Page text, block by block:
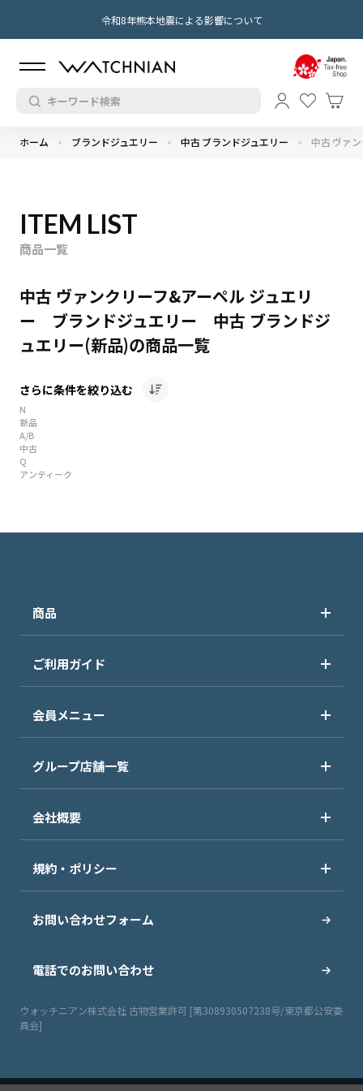
令和8年熊本地震による影響について
ホーム ブランドジュエリー 中古 ブランドジュエリー 中古 ヴァ
ITEM LIST
商品一覧
中古 ヴァンクリーフ&アーペル ジュエリ
ー ブランドジュエリー 中古 ブランドジ
ュエリー(新品)の商品一覧
さらに条件を絞り込む
N
新品
A/B
中古
Q
アンティーク
商品
ご利用ガイド
会員メニュー
グループ店舗一覧
会社概要
規約・ポリシー
お問い合わせフォーム
電話でのお問い合わせ
ウォッチニアン株式会社 古物営業許可 [第308930507238号/東京都公安委
員会]